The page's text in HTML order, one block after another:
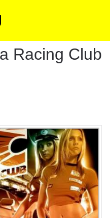
Racing Club